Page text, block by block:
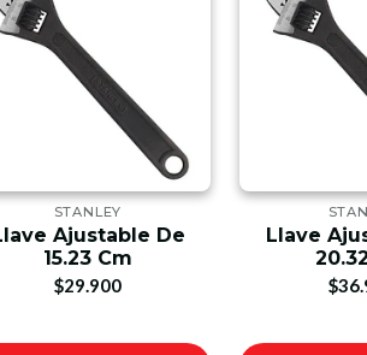
STANLEY
Ajustable De
15.23 Cm
$29.900
Llave